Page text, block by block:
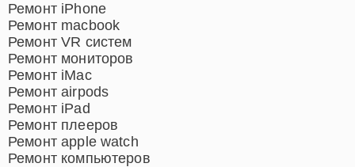
Ремонт iPhone
Ремонт macbook
Ремонт VR систем
Ремонт мониторов
Ремонт iMac
Ремонт airpods
Ремонт iPad
Ремонт плееров
Ремонт apple watch
Ремонт компьютеров